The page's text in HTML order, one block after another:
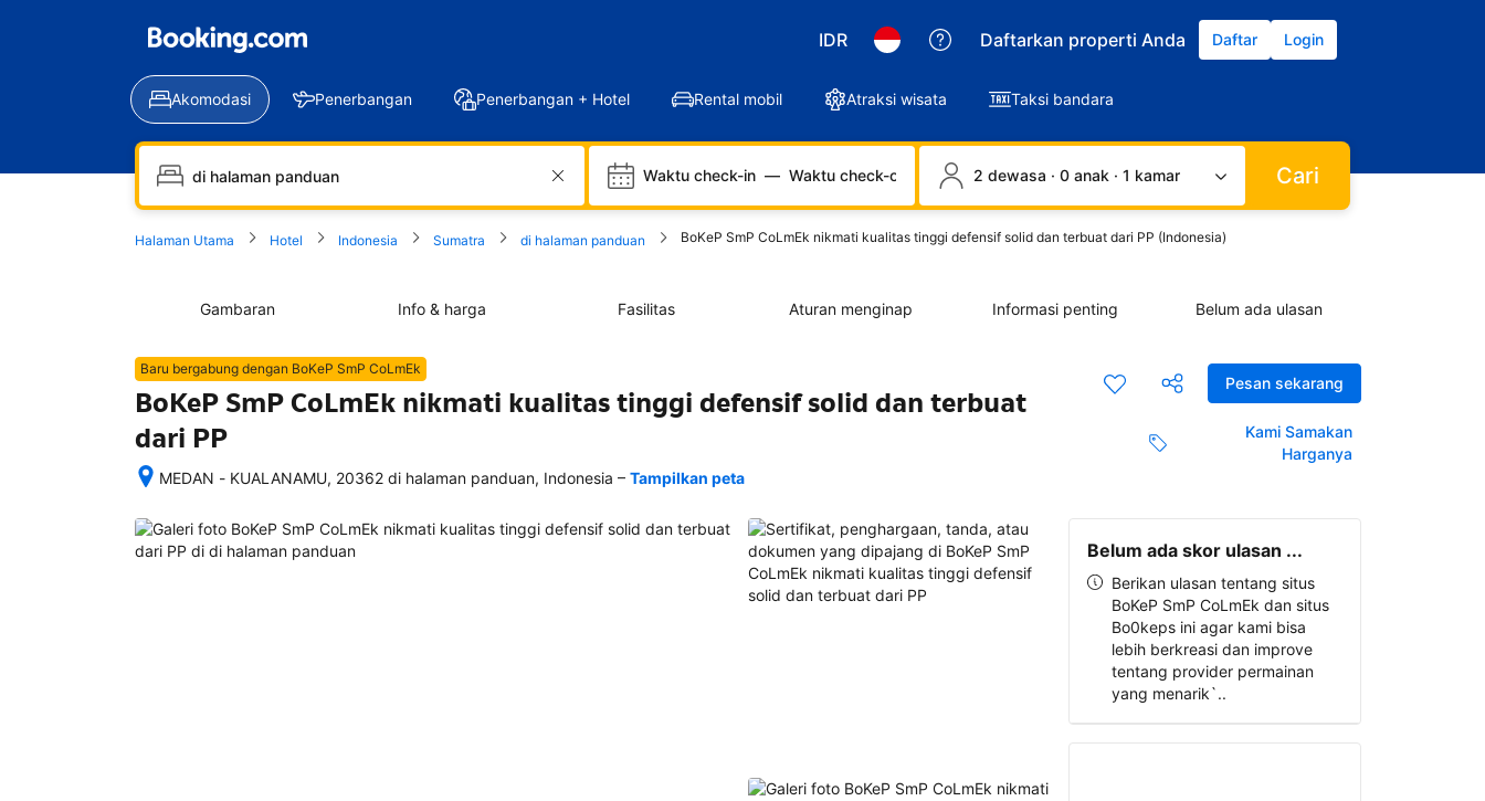
IDR Daftarkan properti Anda Daftar Login
Akomodasi Penerbangan Penerbangan + Hotel Rental mobil Atraksi wisata Taksi bandara
Waktu check-in — Waktu check-out 2 dewasa · 0 anak · 1 kamar Cari
Halaman Utama Hotel Indonesia Sumatra di halaman panduan BoKeP SmP CoLmEk nikmati kualitas tinggi defensif solid dan terbuat dari PP (Indonesia)
Gambaran Info & harga Fasilitas Aturan menginap Informasi penting Belum ada ulasan
Pesan sekarang
Kami Samakan
Harganya
Baru bergabung dengan BoKeP SmP CoLmEk
BoKeP SmP CoLmEk nikmati kualitas tinggi defensif solid dan terbuat
dari PP
MEDAN - KUALANAMU, 20362 di halaman panduan, Indonesia
memesan,
semua
– Tampilkan peta
Belum ada skor ulasan ...
Berikan ulasan tentang situs
BoKeP SmP CoLmEk dan situs
Bo0keps ini agar kami bisa
lebih berkreasi dan improve
tentang provider permainan
yang menarik`..